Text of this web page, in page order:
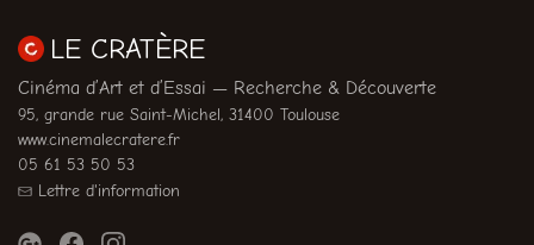
LE CRATÈRE
Cinéma d’Art et d’Essai — Recherche & Découverte
95, grande rue Saint-Michel, 31400 Toulouse
www.cinemalecratere.fr
05 61 53 50 53
Lettre d'information